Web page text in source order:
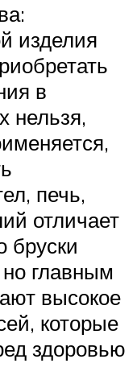
изделия
в
нельзя,
печь,
отличает
бруски
но главным
высокое
которые
здоровью